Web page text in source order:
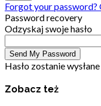
Forgot your password?
Password recovery
Odzyskaj swoje hasło
Hasło zostanie
Zobacz też